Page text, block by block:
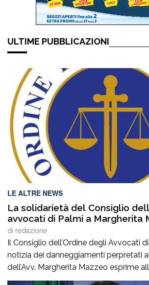
ULTIME PUBBLICAZIONI
LE ALTRE NEWS
La solidarietà del Consiglio
avvocati di Palmi a Margherita
di redazione
Il Consiglio dell’Ordine degli Avvocati
notizia dei danneggiamenti perpretati
dell’Avv. Margherita Mazzeo esprime
sincera vicinanza.Questo atto